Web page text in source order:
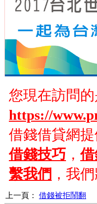
您現在訪問
https://
借錢借貸網
借錢技巧 ，
繫我們 ，我
上一頁： 借錢被拒鬧翻